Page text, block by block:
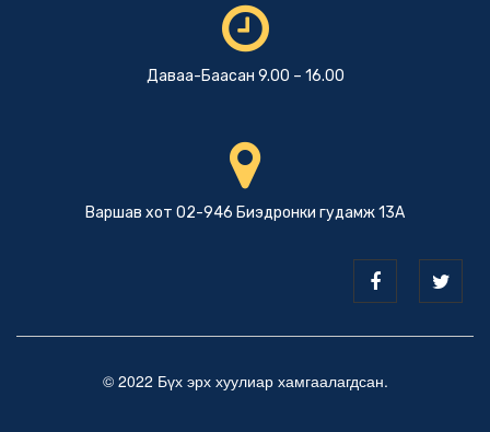
Даваа-Баасан 9.00 – 16.00
Варшав хот 02-946 Биэдронки гудамж 13А
© 2022 Бүх эрх хуулиар хамгаалагдсан.